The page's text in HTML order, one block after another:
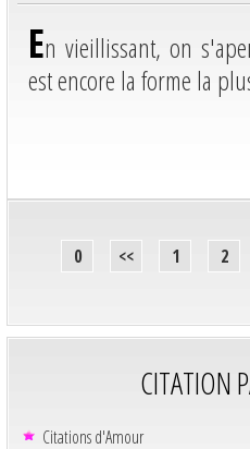
En vieillissant, on
est encore la forme la
0 << 1 2
CITATION
Citations d'Amour